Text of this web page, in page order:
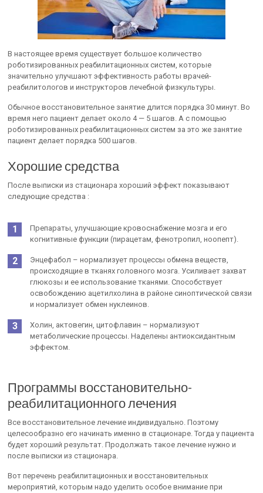
В настоящее время существует большое количество
роботизированных реабилитационных систем, которые
значительно улучшают эффективность работы врачей-
реабилитологов и инструкторов лечебной физкультуры.
Обычное восстановительное занятие длится порядка 30 минут. Во
время него пациент делает около 4 — 5 шагов. А с помощью
роботизированных реабилитационных систем за это же занятие
пациент делает порядка 500 шагов.
Хорошие средства
После выписки из стационара хороший эффект показывают
следующие средства :
Препараты, улучшающие кровоснабжение мозга и его
когнитивные функции (пирацетам, фенотропил, ноопепт).
Энцефабол – нормализует процессы обмена веществ,
происходящие в тканях головного мозга. Усиливает захват
глюкозы и ее использование тканями. Способствует
освобождению ацетилхолина в районе синоптической связи
и нормализует обмен нуклеинов.
Холин, актовегин, цитофлавин – нормализуют
метаболические процессы. Наделены антиоксидантным
эффектом.
Программы восстановительно-
реабилитационного лечения
Все восстановительное лечение индивидуально. Поэтому
целесообразно его начинать именно в стационаре. Тогда у пациента
будет хороший результат. Продолжать такое лечение нужно и
после выписки из стационара.
Вот перечень реабилитационных и восстановительных
мероприятий, которым надо уделить особое внимание при